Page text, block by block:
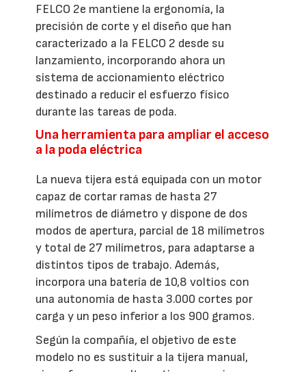
FELCO 2e mantiene la ergonomía, la
precisión de corte y el diseño que han
caracterizado a la FELCO 2 desde su
lanzamiento, incorporando ahora un
sistema de accionamiento eléctrico
destinado a reducir el esfuerzo físico
durante las tareas de poda.
Una herramienta para ampliar el acceso
a la poda eléctrica
La nueva tijera está equipada con un motor
capaz de cortar ramas de hasta 27
milímetros de diámetro y dispone de dos
modos de apertura, parcial de 18 milímetros
y total de 27 milímetros, para adaptarse a
distintos tipos de trabajo. Además,
incorpora una batería de 10,8 voltios con
una autonomía de hasta 3.000 cortes por
carga y un peso inferior a los 900 gramos.
Según la compañía, el objetivo de este
modelo no es sustituir a la tijera manual,